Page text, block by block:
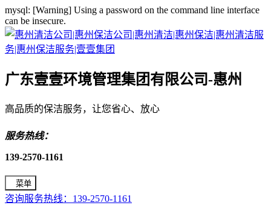
mysql: [Warning] Using a password on the command line interface
can be insecure.
广东壹壹环境管理集团有限公司-惠州
高品质的保洁服务，让您省心、放心
服务热线：
139-2570-1161
菜单
咨询服务热线：139-2570-1161